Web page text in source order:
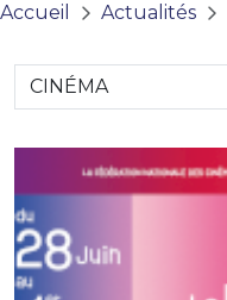
Accueil Actualités